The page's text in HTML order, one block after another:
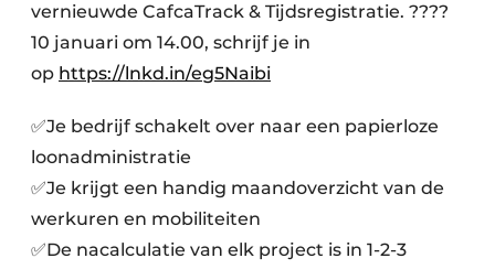
Warmtepompen
vernieuwde CafcaTrack & Tijdsregistratie. ????
10 januari om 14.00, schrijf je in
op https://lnkd.in/eg5Naibi
✅Je bedrijf schakelt over naar een papierloze
loonadministratie
✅Je krijgt een handig maandoverzicht van de
werkuren en mobiliteiten
✅De nacalculatie van elk project is in 1-2-3